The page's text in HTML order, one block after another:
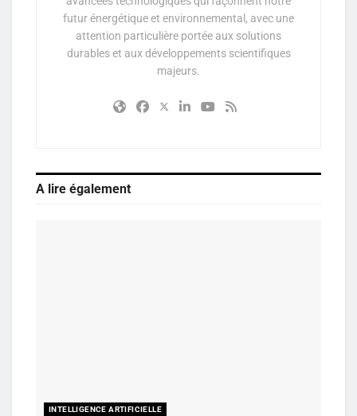
futur énergétique et environnemental, avec une
attention particulière portée aux solutions
durables et aux développements scientifiques
majeurs.
A lire également
INTELLIGENCE ARTIFICIELLE